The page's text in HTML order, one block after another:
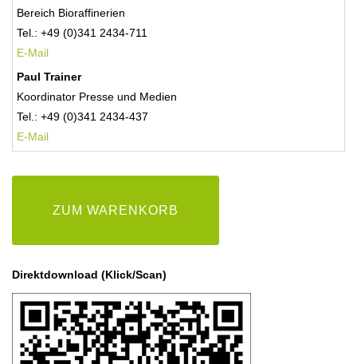
Bereich Bioraffinerien
Tel.: +49 (0)341 2434-711
E-Mail
Paul Trainer
Koordinator Presse und Medien
Tel.: +49 (0)341 2434-437
E-Mail
ZUM WARENKORB
Direktdownload (Klick/Scan)